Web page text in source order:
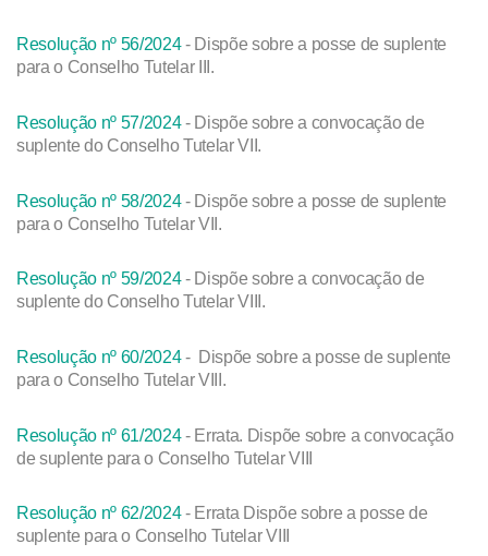
Resolução nº 56/2024- Dispõe sobre a posse de suplente
para o Conselho Tutelar III.
Resolução nº 57/2024- Dispõe sobre a convocação de
suplente do Conselho Tutelar VII.
Resolução nº 58/2024- Dispõe sobre a posse de suplente
para o Conselho Tutelar VII.
Resolução nº 59/2024- Dispõe sobre a convocação de
suplente do Conselho Tutelar VIII.
Resolução nº 60/2024- Dispõe sobre a posse de suplente
para o Conselho Tutelar VIII.
Resolução nº 61/2024- Errata. Dispõe sobre a convocação
de suplente para o Conselho Tutelar VIII
Resolução nº 62/2024- Errata Dispõe sobre a posse de
suplente para o Conselho Tutelar VIII